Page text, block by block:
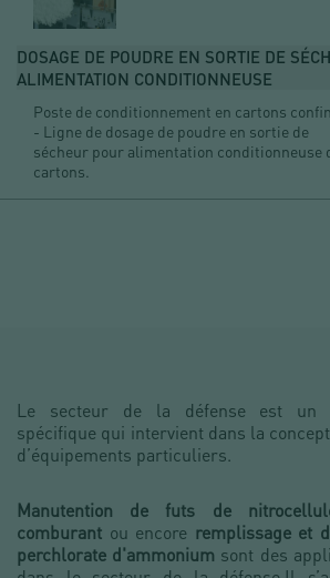
DOSAGE DE POUDRE EN SORTIE DE
ALIMENTATION CONDITIONNEUSE
Poste de conditionnement en cartons
- Ligne de dosage de poudre en sortie de
sécheur pour alimentation conditionneuse
cartons.
Le secteur de la défense est un
spécifique qui intervient dans la
d’équipements particuliers.
Manutention de futs de
comburant ou encore remplissage et
perchlorate d'ammonium sont des